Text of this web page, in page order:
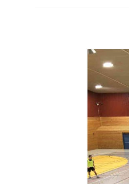
Ribbecup
2023